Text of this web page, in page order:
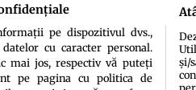
pe dispozitivul dvs.,
cu caracter personal.
mai jos, respectiv vă puteți
pe pagina cu politica de
și/